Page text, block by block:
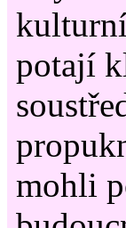
potají
mohli